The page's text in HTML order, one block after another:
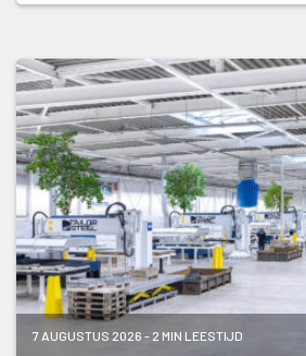
7 AUGUSTUS 2026 - 2 MIN LEESTIJD